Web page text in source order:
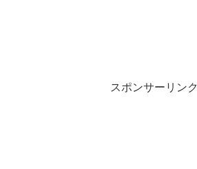
スポンサーリンク